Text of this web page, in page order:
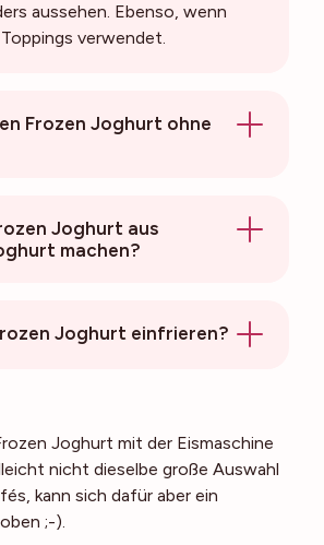
aussehen. Ebenso, wenn
Toppings verwendet.
Frozen Joghurt ohne
Joghurt aus
machen?
Joghurt einfrieren?
Joghurt mit der Eismaschine
nicht dieselbe große Auswahl
kann sich dafür aber ein
;-).